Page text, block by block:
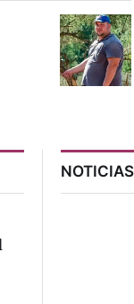
NOTICIAS